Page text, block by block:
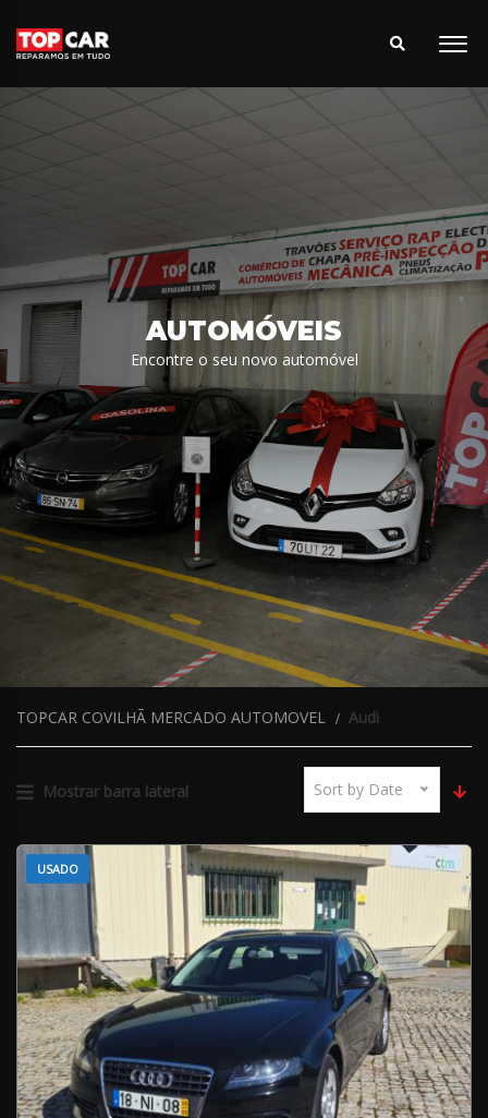
AUTOMÓVEIS
Encontre o seu novo automóvel
TOPCAR COVILHÃ MERCADO AUTOMOVEL Audi
Mostrar barra lateral Sort by Date
USADO